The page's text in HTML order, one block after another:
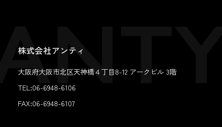
株式会社アンティ
大阪府大阪市北区天神橋４丁目8-12 アークビル 3階
TEL:06-6948-6106
FAX:06-6948-6107